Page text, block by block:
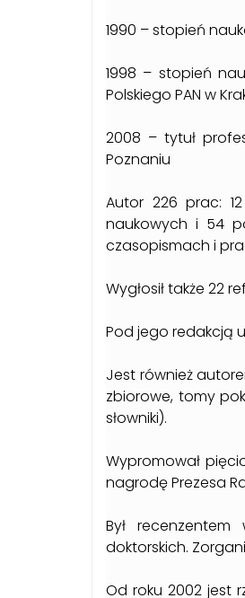
1990 – stopień
1998 – stopień
Polskiego PAN w
2008 – tytuł
Poznaniu
Autor 226 prac:
naukowych i 54
czasopismach i
Wygłosił także 22
Pod jego redakcją
Jest również
zbiorowe, tomy
słowniki).
Wypromował
nagrodę Prezesa
Był
doktorskich.
Od roku 2002 jest